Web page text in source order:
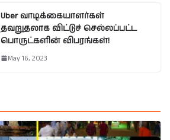
Uber வாடிக்கையாளர்கள்
தவறுதலாக விட்டுச் செல்லப்பட்ட
பொருட்களின் விபரங்கள்!
May 16, 2023